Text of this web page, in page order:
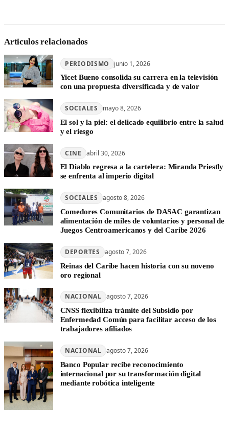
Articulos relacionados
PERIODISMO junio 1, 2026
Yicet Bueno consolida su carrera en la televisión
con una propuesta diversificada y de valor
SOCIALES mayo 8, 2026
El sol y la piel: el delicado equilibrio entre la salud
y el riesgo
CINE abril 30, 2026
El Diablo regresa a la cartelera: Miranda Priestly
se enfrenta al imperio digital
SOCIALES agosto 8, 2026
Comedores Comunitarios de DASAC garantizan
alimentación de miles de voluntarios y personal de
Juegos Centroamericanos y del Caribe 2026
DEPORTES agosto 7, 2026
Reinas del Caribe hacen historia con su noveno
oro regional
NACIONAL agosto 7, 2026
CNSS flexibiliza trámite del Subsidio por
Enfermedad Común para facilitar acceso de los
trabajadores afiliados
NACIONAL agosto 7, 2026
Banco Popular recibe reconocimiento
internacional por su transformación digital
mediante robótica inteligente